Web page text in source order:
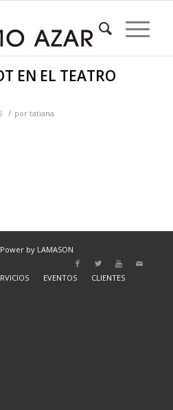
EN EL TEATRO
/ por tatiana
Power by LAMASON
EVENTOS CLIENTES